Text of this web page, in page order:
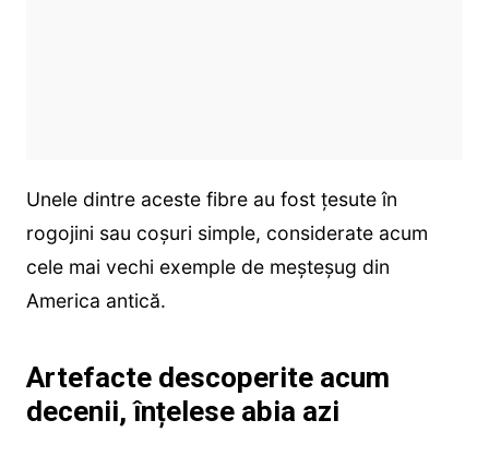
Unele dintre aceste fibre au fost țesute în
rogojini sau coșuri simple, considerate acum
cele mai vechi exemple de meșteșug din
America antică.
Artefacte descoperite acum
decenii, înțelese abia azi